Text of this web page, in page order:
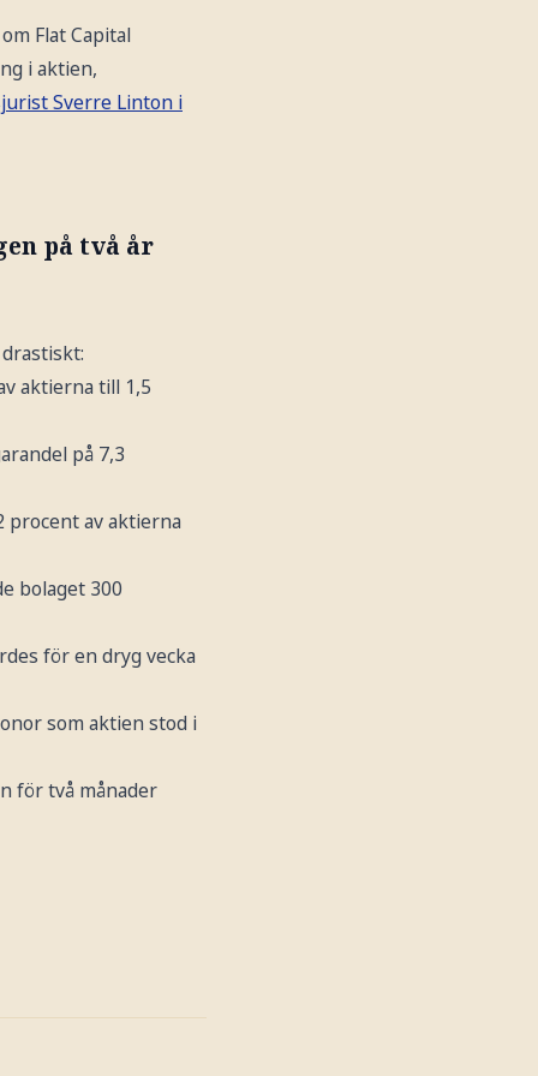
Flat Capital
i aktien,
Sverre Linton i
på två år
aktierna till 1,5
på 7,3
procent av aktierna
bolaget 300
för en dryg vecka
som aktien stod i
för två månader